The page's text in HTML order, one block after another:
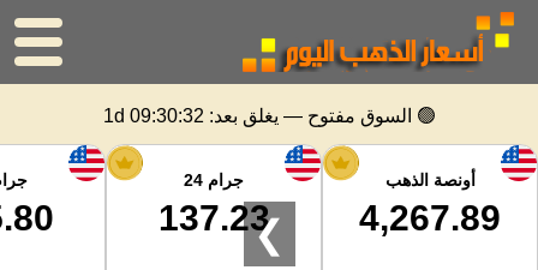
الرئيسية
سعر الذهب
اسعار الفضه
🟢 السوق مفتوح — يغلق بعد: 1d 09:30:32
أونصة الذهب
4,267.89
جرام 24
137.23
❯